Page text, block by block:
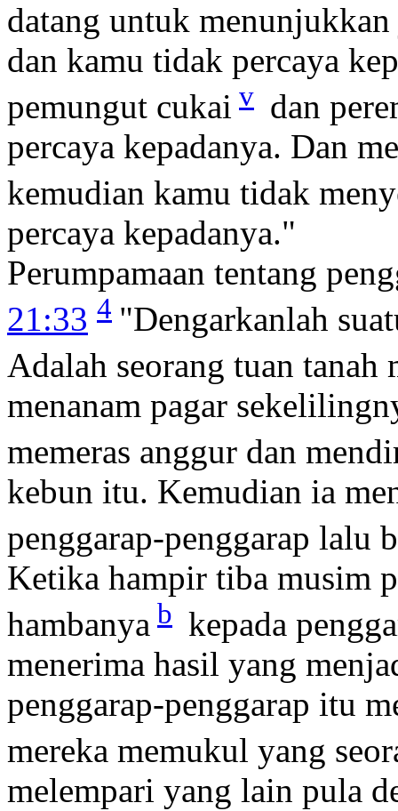
datang untuk
dan kamu tidak percaya
pemungut cukai v dan
percaya kepadanya. Dan
kemudian kamu tidak
percaya kepadanya."
Perumpamaan tentang
21:33 4 "Dengarkanlah
Adalah seorang tuan tanah
menanam pagar
memeras anggur dan
kebun itu. Kemudian ia
penggarap-penggarap lalu
Ketika hampir tiba musim
hambanya b kepada
menerima hasil yang
penggarap-penggarap itu
mereka memukul yang
melempari yang lain pula